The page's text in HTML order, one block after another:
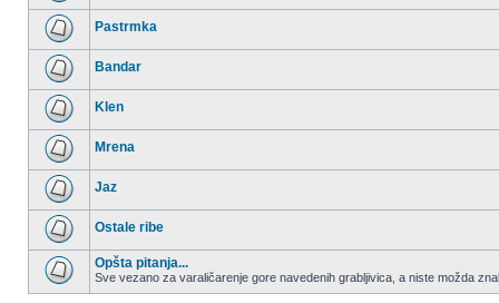
Nema
nepročitanih
postova
Nema
nepročitanih
postova
Pastrmka
Nema
nepročitanih
postova
Bandar
Nema
nepročitanih
postova
Klen
Nema
nepročitanih
postova
Mrena
Nema
nepročitanih
postova
Jaz
Nema
nepročitanih
postova
Ostale ribe
Opšta pitanja...
Sve vezano za varaličarenje gore navedenih grabljivica, a niste možda